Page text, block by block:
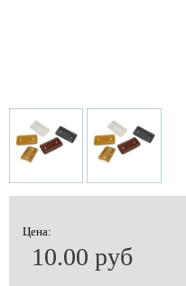
Цена:
10.00 руб